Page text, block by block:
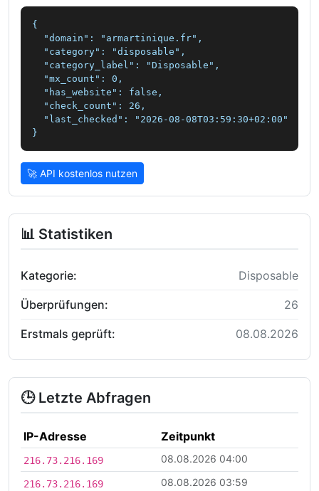
{
  "domain": "armartinique.fr",
  "category": "disposable",
  "category_label": "Disposable",
  "mx_count": 0,
  "has_website": false,
  "check_count": 26,
  "last_checked": "2026-08-08T03:59:30+02:00"
}
🚀 API kostenlos nutzen
📊 Statistiken
Kategorie: Disposable
Überprüfungen: 26
Erstmals geprüft: 08.08.2026
🕒 Letzte Abfragen
IP-Adresse Zeitpunkt
216.73.216.169 08.08.2026 04:00
216.73.216.169 08.08.2026 03:59